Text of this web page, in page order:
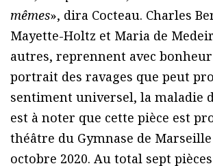
mêmes», dira Cocteau. Charles
Mayette-Holtz et Maria de
autres, reprennent avec
portrait des ravages que peut
sentiment universel, la maladie
est à noter que cette pièce est
théâtre du Gymnase de Marseille
octobre 2020. Au total sept pièces